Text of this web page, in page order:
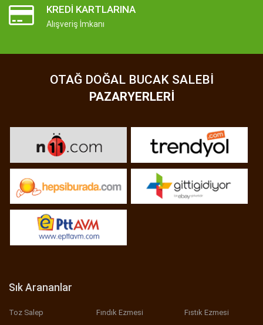
KREDI KARTLARINA
Alışveriş İmkanı
OTAĞ DOĞAL BUCAK SALEBI
PAZARYERLERI
Sık Arananlar
Toz Salep
Fındık Ezmesi
Fıstık Ezmesi